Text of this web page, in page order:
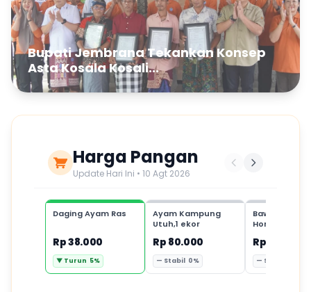
Bupati Jembrana Tekankan Konsep
Asta Kosala Kosali...
Harga Pangan
Update Hari Ini • 10 Agt 2026
Daging Ayam Ras
Rp 38.000
▼ Turun 5%
Ayam Kampung
Utuh,1 ekor
Rp 80.000
— Stabil 0%
Bawang Putih
Honan,1 kg
Rp 35.000
— Stabil 0%